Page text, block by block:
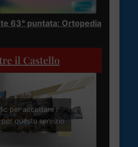
63° puntata: Ortopedia
il Castello
per accettare i
per questo servizio